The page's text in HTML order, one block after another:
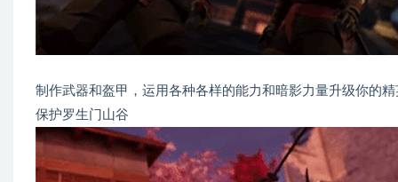
制作武器和盔甲，运用各种各样的能力和暗影力量升级你的
保护罗生门山谷